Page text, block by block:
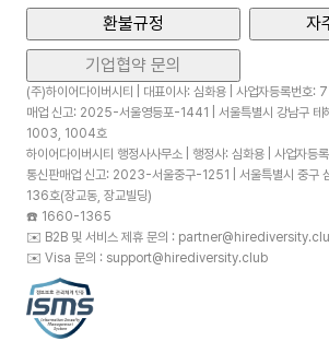
환불규정
자
기업협약 문의
(주)하이어다이버시티 | 대표이사: 심화용 | 사업자등록번
매업 신고: 2025-서울영등포-1441 | 서울특별시 강남구 테
1003, 1004호
하이어다이버시티 행정사사무소 | 행정사: 심화용 | 사업자
통신판매업 신고: 2023-서울중구-1251 | 서울특별시 중구
136호(장교동, 장교빌딩)
☎️ 1660-1365
✉️ B2B 및 서비스 제휴 문의 :
✉️ Visa 문의 : support@hirediversity.club